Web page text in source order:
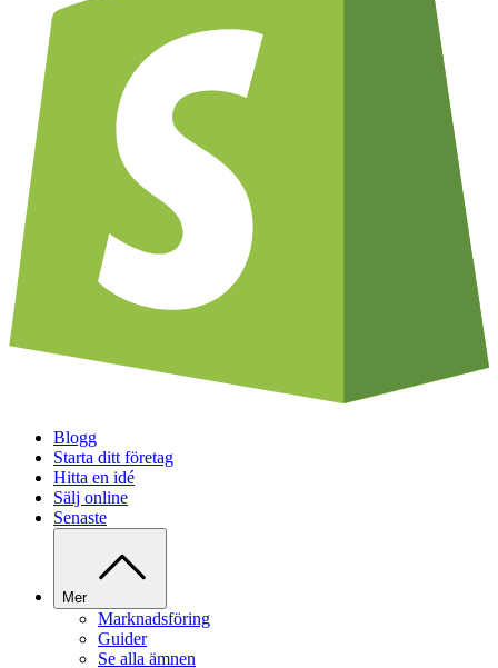
Blogg
Starta ditt företag
Hitta en idé
Sälj online
Senaste
Mer
Marknadsföring
Guider
Se alla ämnen